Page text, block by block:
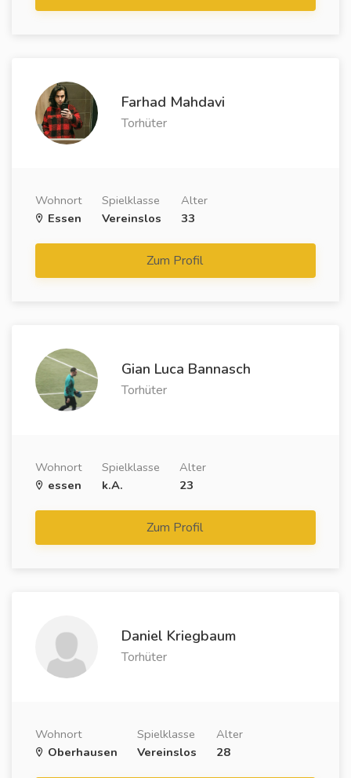
Farhad Mahdavi
Torhüter
Wohnort
Essen
Spielklasse
Vereinslos
Alter
33
Zum Profil
Gian Luca Bannasch
Torhüter
Wohnort
essen
Spielklasse
k.A.
Alter
23
Zum Profil
Daniel Kriegbaum
Torhüter
Wohnort
Oberhausen
Spielklasse
Vereinslos
Alter
28